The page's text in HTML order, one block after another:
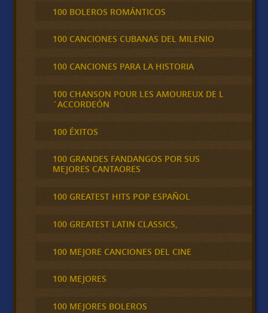
100 BOLEROS ROMÁNTICOS
100 CANCIONES CUBANAS DEL MILENIO
100 CANCIONES PARA LA HISTORIA
100 CHANSON POUR LES AMOUREUX DE L
´ACCORDEÓN
100 ÉXITOS
100 GRANDES FANDANGOS POR SUS
MEJORES CANTAORES
100 GREATEST HITS POP ESPAÑOL
100 GREATEST LATIN CLASSICS,
100 MEJORE CANCIONES DEL CINE
100 MEJORES
100 MEJORES BOLEROS